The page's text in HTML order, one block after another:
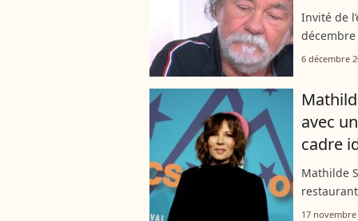
Invité de
décembre
2 de la
6 décembre
avec
cadre
Mathilde
dans le
17 novembre